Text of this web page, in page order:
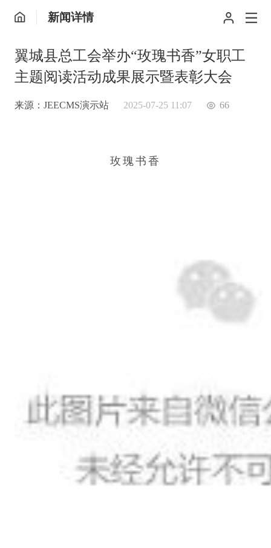
新闻详情
翼城县总工会举办“玫瑰书香”女职工
主题阅读活动成果展示暨表彰大会
来源：JEECMS演示站 2025-07-25 11:07 66
玫瑰书香